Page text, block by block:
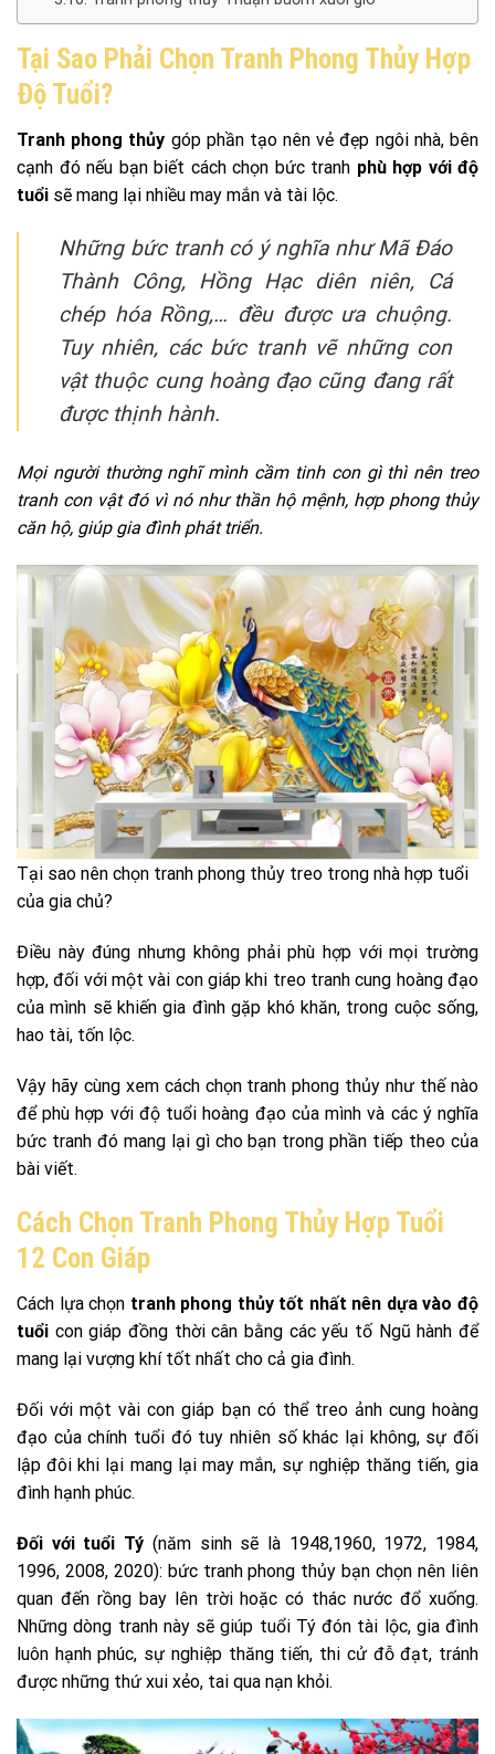
Tại Sao Phải Chọn Tranh Phong Thủy Hợp
Độ Tuổi?
Tranh phong thủy góp phần tạo nên vẻ đẹp ngôi nhà, bên
cạnh đó nếu bạn biết cách chọn bức tranh phù hợp với độ
tuổi sẽ mang lại nhiều may mắn và tài lộc.
Những bức tranh có ý nghĩa như Mã Đáo
Thành Công, Hồng Hạc diên niên, Cá
chép hóa Rồng,… đều được ưa chuộng.
Tuy nhiên, các bức tranh vẽ những con
vật thuộc cung hoàng đạo cũng đang rất
được thịnh hành.
Mọi người thường nghĩ mình cầm tinh con gì thì nên treo
tranh con vật đó vì nó như thần hộ mệnh, hợp phong thủy
căn hộ, giúp gia đình phát triển.
Tại sao nên chọn tranh phong thủy treo trong nhà hợp tuổi
của gia chủ?
Điều này đúng nhưng không phải phù hợp với mọi trường
hợp, đối với một vài con giáp khi treo tranh cung hoàng đạo
của mình sẽ khiến gia đình gặp khó khăn, trong cuộc sống,
hao tài, tốn lộc.
Vậy hãy cùng xem cách chọn tranh phong thủy như thế nào
để phù hợp với độ tuổi hoàng đạo của mình và các ý nghĩa
bức tranh đó mang lại gì cho bạn trong phần tiếp theo của
bài viết.
Cách Chọn Tranh Phong Thủy Hợp Tuổi
12 Con Giáp
Cách lựa chọn tranh phong thủy tốt nhất nên dựa vào độ
tuổi con giáp đồng thời cân bằng các yếu tố Ngũ hành để
mang lại vượng khí tốt nhất cho cả gia đình.
Đối với một vài con giáp bạn có thể treo ảnh cung hoàng
đạo của chính tuổi đó tuy nhiên số khác lại không, sự đối
lập đôi khi lại mang lại may mắn, sự nghiệp thăng tiến, gia
đình hạnh phúc.
Đối với tuổi Tý (năm sinh sẽ là 1948,1960, 1972, 1984,
1996, 2008, 2020): bức tranh phong thủy bạn chọn nên liên
quan đến rồng bay lên trời hoặc có thác nước đổ xuống.
Những dòng tranh này sẽ giúp tuổi Tý đón tài lộc, gia đình
luôn hạnh phúc, sự nghiệp thăng tiến, thi cử đỗ đạt, tránh
được những thứ xui xẻo, tai qua nạn khỏi.